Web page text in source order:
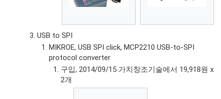
USB to SPI
MIKROE, USB SPI click, MCP2210 USB-to-SPI
protocol converter
구입, 2014/09/15 가치창조기술에서 19,918원 x
2개